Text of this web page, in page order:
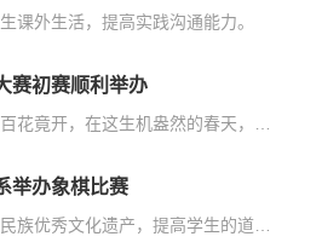
课外生活，提高实践沟通能力。
赛初赛顺利举办
举办象棋比赛